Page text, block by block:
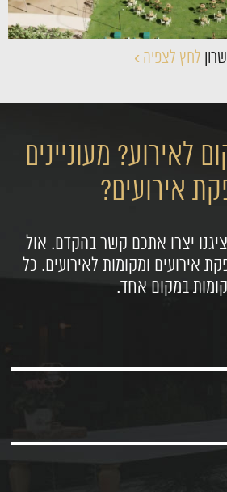
לחץ לצפיה ›
לאירוע? מעוניינים
אירועים?
יצרו אתכם קשר בהקדם. אול
אירועים ומקומות לאירועים. כל
במקום אחד.